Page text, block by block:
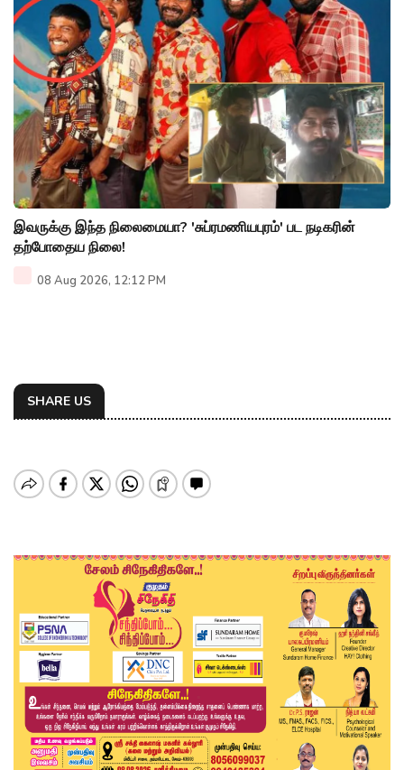
இவருக்கு இந்த நிலைமையா? 'சுப்ரமணியபுரம்' பட நடிகரின்
தற்போதைய நிலை!
08 Aug 2026, 12:12 PM
SHARE US